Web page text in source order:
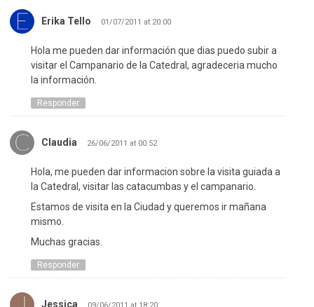
Erika Tello 01/07/2011 at 20:00
Hola me pueden dar información que dias puedo subir a
visitar el Campanario de la Catedral, agradeceria mucho
la información.
Responder
Claudia 26/06/2011 at 00:52
Hola, me pueden dar informacion sobre la visita guiada a
la Catedral, visitar las catacumbas y el campanario.
Estamos de visita en la Ciudad y queremos ir mañana
mismo.
Muchas gracias.
Responder
Jessica